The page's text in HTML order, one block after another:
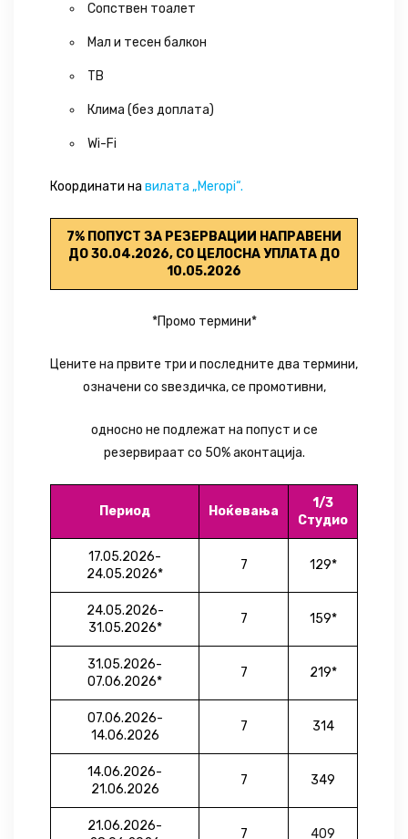
Сопствен тоалет
Мал и тесен балкон
ТВ
Клима (без доплата)
Wi-Fi
Координати на вилата „Meropi“.
7% ПОПУСТ ЗА РЕЗЕРВАЦИИ НАПРАВЕНИ
ДО 30.04.2026, СО ЦЕЛОСНА УПЛАТА ДО
10.05.2026
*Промо термини*
Цените на првите три и последните два термини,
означени со ѕвездичка, се промотивни,
односно не подлежат на попуст и се
резервираат со 50% аконтација.
Период Ноќевања
1/3
Студио
17.05.2026-
24.05.2026*
7 129*
24.05.2026-
31.05.2026*
7 159*
31.05.2026-
07.06.2026*
7 219*
07.06.2026-
14.06.2026
7 314
14.06.2026-
21.06.2026
7 349
21.06.2026-
7 409